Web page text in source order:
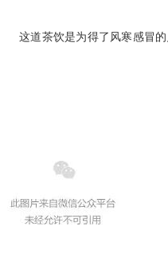
这道茶饮是为得了 风寒感冒的